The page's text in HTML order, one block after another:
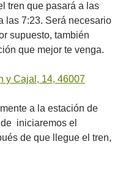
tren que pasará a las
las 7:23. Será necesario
supuesto, también
que mejor te venga.
a la estación de
iniciaremos el
de que llegue el tren,